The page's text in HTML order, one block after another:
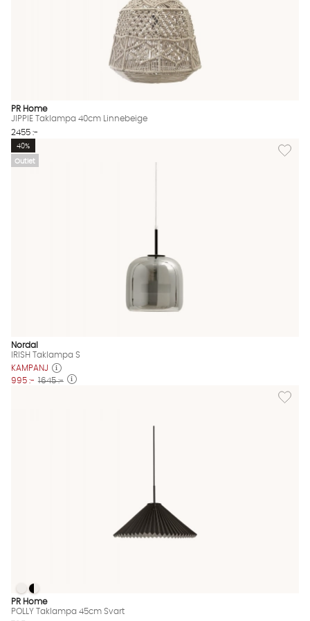
PR Home
JIPPIE Taklampa 40cm Linnebeige
2455 :-
Outlet
Lägg
40%
Nordal
IRISH Taklampa S
KAMPANJ
995 :- 1645 :-
Lägg
POLLY Taklampa 45cm Svart Finns även i dessa färger:
POLLY Taklampa 45cm Svart
POLLY Taklampa 45cm Svart
PR Home
POLLY Taklampa 45cm Svart